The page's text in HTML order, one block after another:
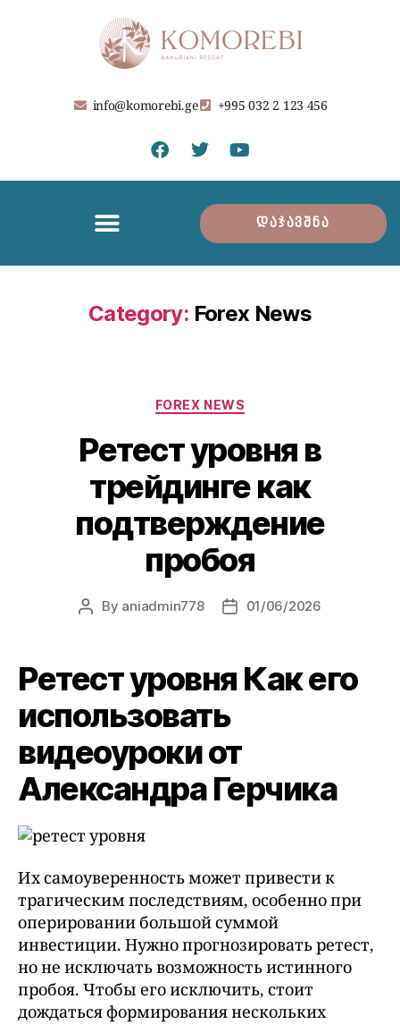
info@komorebi.ge +995 032 2 123 456
დაჯავშნა
Category: Forex News
FOREX NEWS
Ретест уровня в
трейдинге как
подтверждение
пробоя
By aniadmin778 01/06/2026
Ретест уровня Как его
использовать
видеоуроки от
Александра Герчика
Их самоуверенность может привести к
трагическим последствиям, особенно при
оперировании большой суммой
инвестиции. Нужно прогнозировать ретест,
но не исключать возможность истинного
пробоя. Чтобы его исключить, стоит
дождаться формирования нескольких